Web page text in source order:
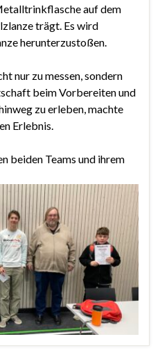
auf dem
trägt. Es wird
herunterzustoßen.
nur zu messen, sondern
beim Vorbereiten und
zu erleben, machte
Erlebnis.
beiden Teams und ihrem